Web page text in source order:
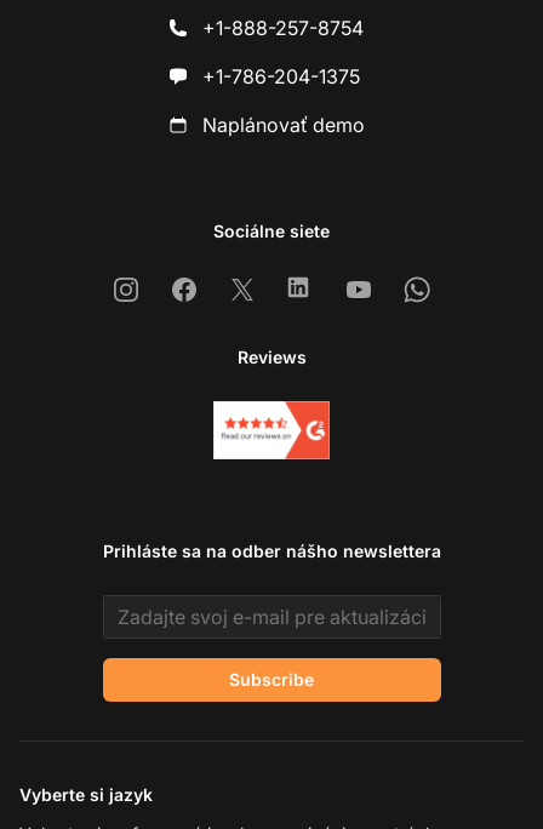
+1-888-257-8754
+1-786-204-1375
Naplánovať demo
Sociálne siete
InstagramFacebook
X LinkedinYoutubeWhatsapp
Reviews
Prihláste sa na odber nášho newslettera
Email address
Subscribe
Vyberte si jazyk